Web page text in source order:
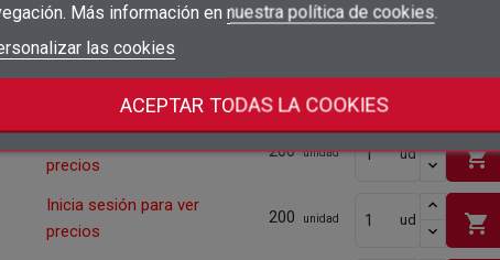
add_circle_outline
Crear lista de deseos
Más información en nuestra política de cookies.
las cookies
ACEPTAR TODAS LA COOKIES
Cantidad mínima
Inicia sesión para ver
200 unidad
Cantidad mínima
Inicia sesión para ver
precios
200 unidad ud shopping_cart
Inicia sesión para ver
precios
200 unidad ud shopping_cart